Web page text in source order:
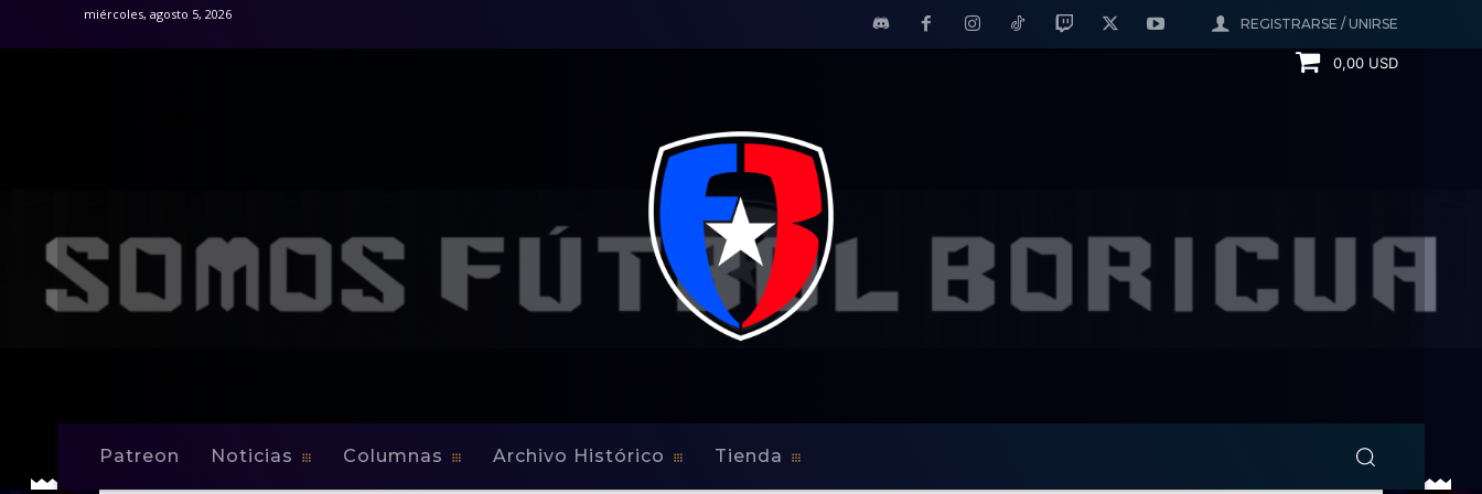
REGISTRARSE / UNIRSE
miércoles, agosto 5, 2026
0,00 USD
Patreon Noticias Columnas Archivo Histórico Tienda